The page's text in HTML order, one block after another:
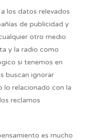
los datos relevados
de publicidad y
otro medio
y la radio como
si tenemos en
buscan ignorar
lo relacionado con la
reclamos
es mucho